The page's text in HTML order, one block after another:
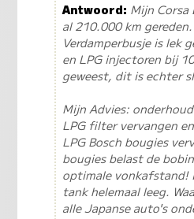
Antwoord: Mijn
al 210.000 km
Verdamperbusje is lek
en LPG injectoren bij
geweest, dit is echter
Mijn Advies:
LPG filter vervangen
LPG Bosch bougies
bougies belast de
optimale vonkafstand!
tank helemaal leeg.
alle Japanse auto's